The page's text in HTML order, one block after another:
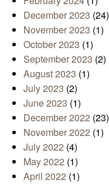
December 2023 (24)
November 2023 (1)
October 2023 (1)
September 2023 (2)
August 2023 (1)
July 2023 (2)
June 2023 (1)
December 2022 (23)
November 2022 (1)
July 2022 (4)
May 2022 (1)
April 2022 (1)